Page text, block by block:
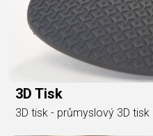
3D Tisk
3D tisk - průmyslový 3D tisk